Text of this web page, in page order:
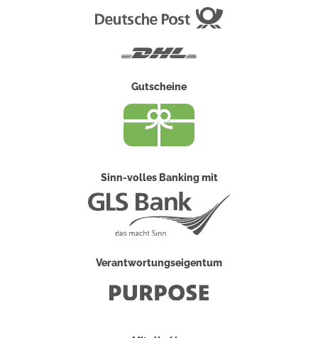
Gutscheine
Sinn-volles Banking mit
Verantwortungseigentum